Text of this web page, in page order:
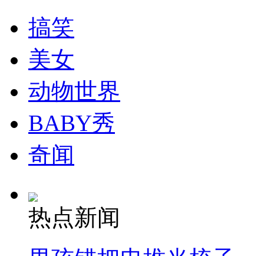
消防员救轻生者
纽约上演“枕头大战”
司机酒驾遇交警 急速倒车逃窜
搞笑
美女
动物世界
BABY秀
奇闻
热点新闻